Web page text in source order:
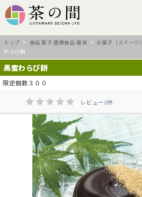
トップ > 食品 菓子 健康食品 雑貨 > お菓子（スイーツ）
わらび餅
黒蜜わらび餅
限定個数３００
レビュー0件